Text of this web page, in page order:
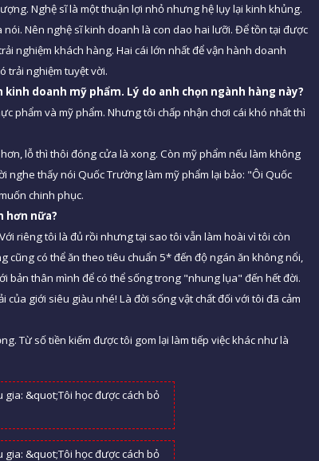
Nghệ sĩ là một thuận lợi nhỏ nhưng hệ lụy lại kinh khủng.
Nên nghệ sĩ kinh doanh là con dao hai lưỡi. Để tồn tại được
nghiệm khách hàng. Hai cái lớn nhất để vận hành doanh
trải nghiệm tuyệt vời.
doanh mỹ phẩm. Lý do anh chọn ngành hàng này?
phẩm và mỹ phẩm. Nhưng tôi chấp nhận chơi cái khó nhất thì
lỗ thì thôi đóng cửa là xong. Còn mỹ phẩm nếu làm không
thấy nói Quốc Trường làm mỹ phẩm lại bảo: "Ôi Quốc
chinh phục.
hơn nữa?
riêng tôi là đủ rồi nhưng tại sao tôi vẫn làm hoài vì tôi còn
cũng có thể ăn theo tiêu chuẩn 5* đến độ ngán ăn không nổi,
bản thân mình để có thể sống trong "nhung lụa" đến hết đời.
giới siêu giàu nhé! Là đời sống vật chất đối với tôi đã cảm
Từ số tiền kiếm được tôi gom lại làm tiếp việc khác như là